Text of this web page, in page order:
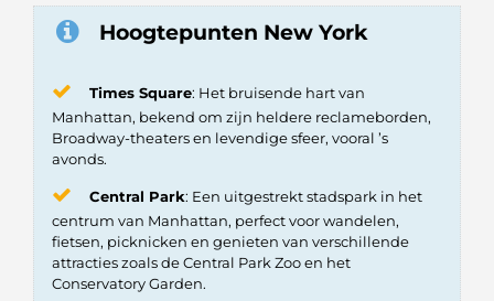
Hoogtepunten New York
Times Square: Het bruisende hart van
Manhattan, bekend om zijn heldere reclameborden,
Broadway-theaters en levendige sfeer, vooral ’s
avonds.
Central Park: Een uitgestrekt stadspark in het
centrum van Manhattan, perfect voor wandelen,
fietsen, picknicken en genieten van verschillende
attracties zoals de Central Park Zoo en het
Conservatory Garden.